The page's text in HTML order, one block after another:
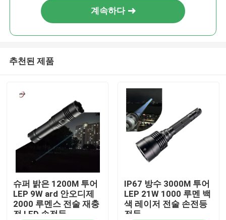
계속하다
추천된 제품
슈퍼 밝은 1200M 투어
LEP 9W ard 안오디제
2000 루멘스 전술 재충
전 LED 손전등
IP67 방수 3000M 투어
LEP 21W 1000 루멘 백
색 레이저 전술 손전등
전등